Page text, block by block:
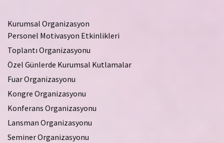
Kurumsal Organizasyon
Personel Motivasyon Etkinlikleri
Toplantı Organizasyonu
Özel Günlerde Kurumsal Kutlamalar
Fuar Organizasyonu
Kongre Organizasyonu
Konferans Organizasyonu
Lansman Organizasyonu
Seminer Organizasyonu